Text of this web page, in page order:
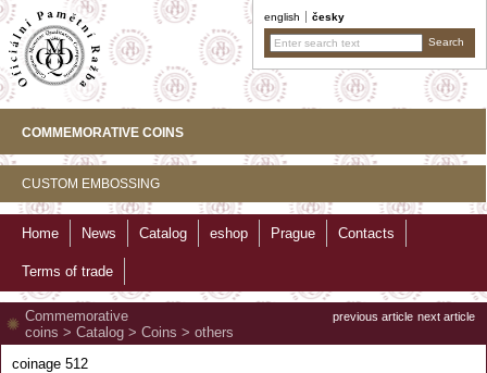
english česky
COMMEMORATIVE COINS
CUSTOM EMBOSSING
Home News Catalog eshop Prague Contacts
Terms of trade
previous article next article
Commemorative
coins > Catalog > Coins > others
coinage 512